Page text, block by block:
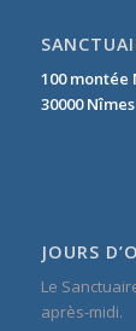
100 montée
30000 Nîmes
JOURS
Le
après-midi.